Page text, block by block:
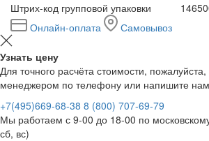
Штрих-код групповой упаковки
Онлайн-оплата
Самовывоз
Узнать цену
Для точного расчёта стоимости,
менеджером по телефону или напишите нам
+7(495)669-68-38 8 (800) 707-69-79
Мы работаем с 9-00 до 18-00 по
сб, вс)